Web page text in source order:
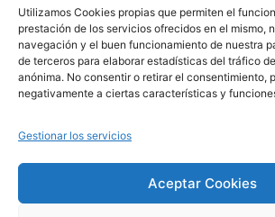
Utilizamos Cookies propias que permiten el
prestación de los servicios ofrecidos en el mismo,
navegación y el buen funcionamiento de nuestra
de terceros para elaborar estadísticas del tráfico
anónima. No consentir o retirar el consentimiento,
negativamente a ciertas características y
Gestionar los servicios
Aceptar Cookies
© 2020, Fundación Alba Pérez. All